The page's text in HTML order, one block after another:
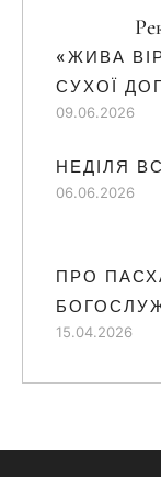
«ЖИВА
СУХОЇ
09.06.2026
НЕДІЛЯ
06.06.2026
ПРО
15.04.2026